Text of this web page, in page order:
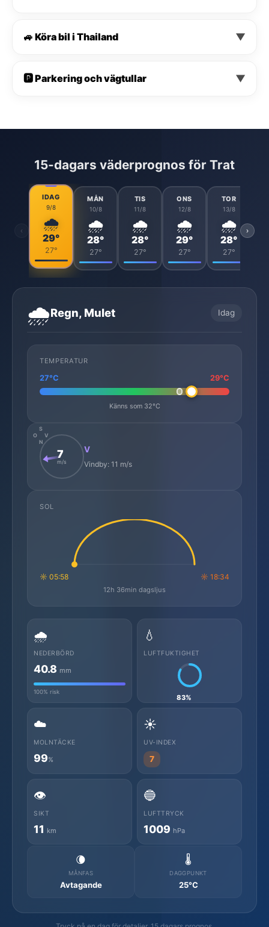
🚙 Köra bil i Thailand ▼
🅿️ Parkering och vägtullar ▼
15-dagars väderprognos för Trat
‹
IDAG
9/8
🌧️
29°
27°
MÅN
10/8
🌧️
28°
27°
TIS
11/8
🌧️
28°
27°
ONS
12/8
🌧️
29°
27°
TOR
13/8
🌧️
28°
27°
›
🌧️Regn, Mulet Idag
TEMPERATUR
27°C 29°C
Känns som 32°C
N
S
O
V
7
m/s
V
Vindby: 11 m/s
SOL
☼ 05:58 ☼ 18:34
12h 36min dagsljus
🌧️
NEDERBÖRD
40.8 mm
100% risk
💧
LUFTFUKTIGHET
83%
☁️
MOLNTÄCKE
99%
☀️
UV-INDEX
7
👁️
SIKT
11 km
🔵
LUFTTRYCK
1009 hPa
🌘
MÅNFAS
Avtagande
🌡️
DAGGPUNKT
25°C